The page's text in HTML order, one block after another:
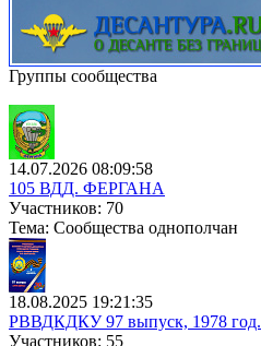
Группы сообщества
14.07.2026 08:09:58
105 ВДД. ФЕРГАНА
Участников: 70
Тема: Сообщества однополчан
18.08.2025 19:21:35
РВВДКДКУ 97 выпуск, 1978 год.
Участников: 55